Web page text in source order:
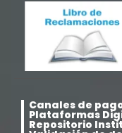
Canales de
Plataformas
Repositorio